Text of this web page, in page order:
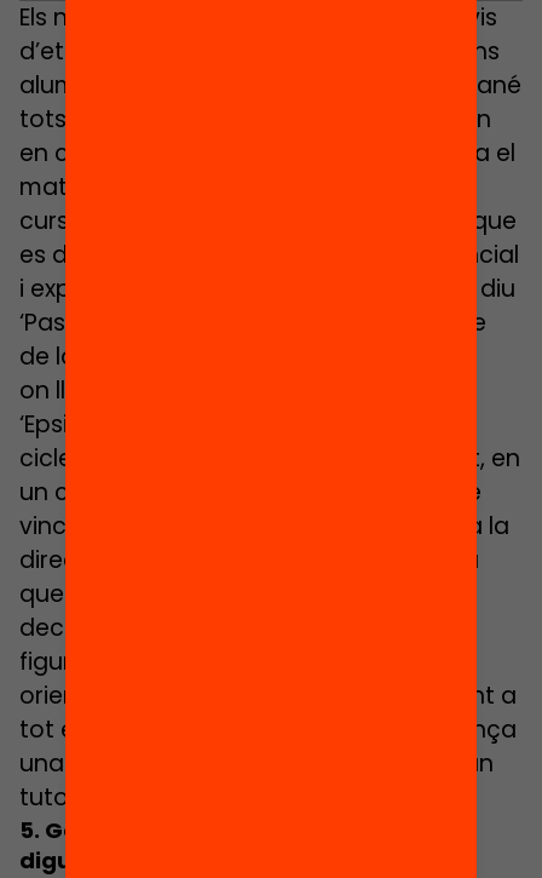
Els nous cursos i, especialment, els canvis
d’etapa poden ser complicats per alguns
alumnes. A l’Institut Escola Daniel Mangrané
tots els últims nivells d’etapa els vinculen
en cicles amb els següents i es conserva el
mateix tutor o tutora durant tots tres
cursos: “Organitzem en un cicle P3 i P4, que
es diu ‘Som-hi’, és una etapa molt vivencial
i experimental; després P5,1r i 2n, que es diu
‘Pas a pas’, on es reforça l’aprenentatge
de la lectura; 3r, 4t i 5
on llegim per aprendre i que es diu cicle
‘Epsilon’; sisè va amb 1r i 2n d’ESO en un
cicle anomenat ‘Baula’; i per últim, 3r i 4t, en
un cicle que es diu ‘Vèrtex’ que és el que
vincula amb els postobligatoris”, explica la
directora Dolors Queralt, que assenyala
que els últims anys s’han fet passos
decidits com aquests per a reforçar la
figura del tutor i compartir la visió
orientadora, implícita en la tasca docent a
tot el claustre. Així quan l’alumne comença
una etapa educativa nova ho fa amb un
tutor que ja el coneix i que està amb ell.
5. Generar espais perquè els alumnes
diguin la seva